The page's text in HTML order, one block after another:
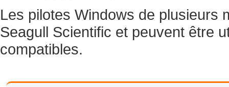
Les pilotes Windows de plusieurs
Seagull Scientific et peuvent être
compatibles.